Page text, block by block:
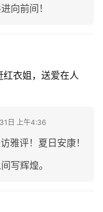
向前间！
衣姐，送爱在人
日 上午4:36
雅评！夏日安康！
写辉煌。